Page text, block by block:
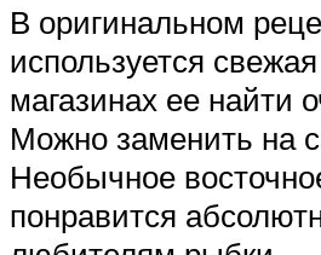
В оригинальном
используется
магазинах ее найти
Можно заменить на
Необычное
понравится